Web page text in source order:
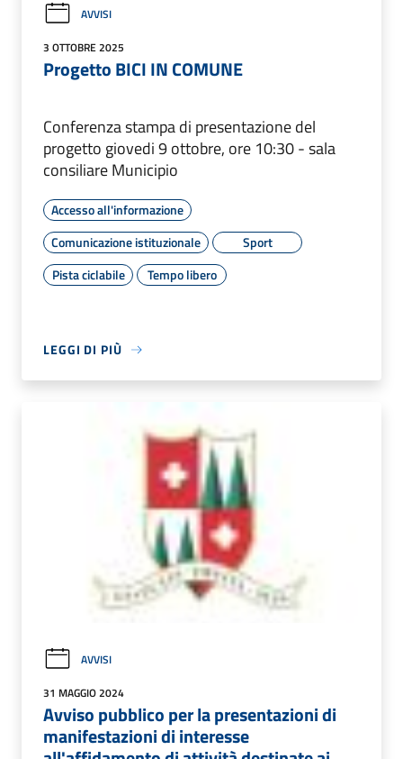
AVVISI
3 OTTOBRE 2025
Progetto BICI IN COMUNE
Conferenza stampa di presentazione del
progetto giovedi 9 ottobre, ore 10:30 - sala
consiliare Municipio
Accesso all'informazione
Comunicazione istituzionale
Sport
Pista ciclabile
Tempo libero
LEGGI DI PIÙ
AVVISI
31 MAGGIO 2024
Avviso pubblico per la presentazioni di
manifestazioni di interesse